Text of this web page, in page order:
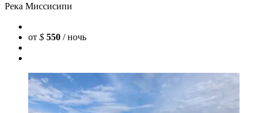
Река Миссисипи
от $ 550 / ночь